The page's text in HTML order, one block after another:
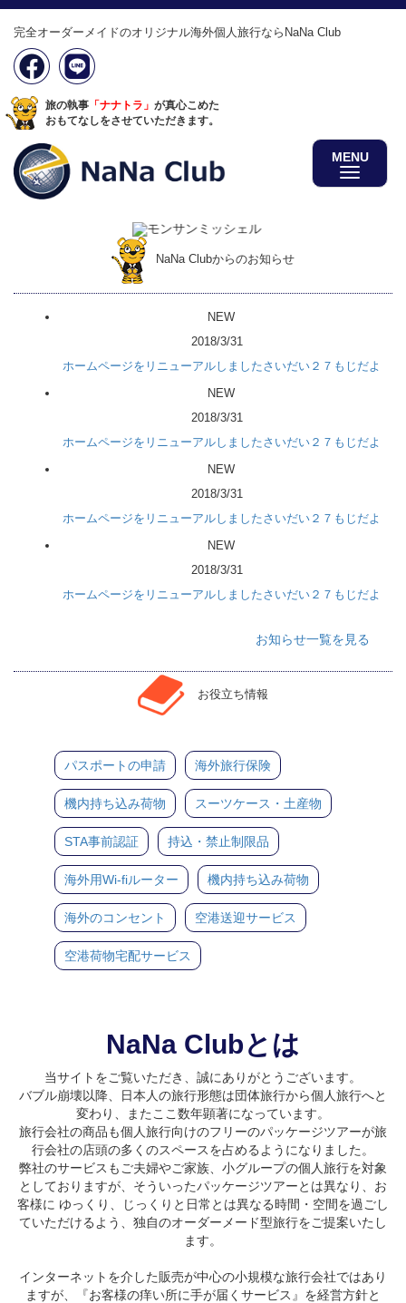
完全オーダーメイドのオリジナル海外個人旅行ならNaNa Club
旅の執事 「ナナトラ」 が真心こめた
おもてなしをさせていただきます。
MENU
NaNa Clubからのお知らせ
NEW
2018/3/31
ホームページをリニューアルしましたさいだい２７もじだよ
NEW
2018/3/31
ホームページをリニューアルしましたさいだい２７もじだよ
NEW
2018/3/31
ホームページをリニューアルしましたさいだい２７もじだよ
NEW
2018/3/31
ホームページをリニューアルしましたさいだい２７もじだよ
お知らせ一覧を見る
お役立ち情報
パスポートの申請 海外旅行保険
機内持ち込み荷物 スーツケース・土産物
STA事前認証 持込・禁止制限品
海外用Wi-fiルーター 機内持ち込み荷物
海外のコンセント 空港送迎サービス
空港荷物宅配サービス
NaNa Clubとは
当サイトをご覧いただき、誠にありがとうございます。
バブル崩壊以降、日本人の旅行形態は団体旅行から個人旅行へと
変わり、またここ数年顕著になっています。
旅行会社の商品も個人旅行向けのフリーのパッケージツアーが旅
行会社の店頭の多くのスペースを占めるようになりました。
弊社のサービスもご夫婦やご家族、小グループの個人旅行を対象
としておりますが、そういったパッケージツアーとは異なり、お
客様に ゆっくり、じっくりと日常とは異なる時間・空間を過ごし
ていただけるよう、独自のオーダーメード型旅行をご提案いたし
ます。
インターネットを介した販売が中心の小規模な旅行会社ではあり
ますが、『お客様の痒い所に手が届くサービス』を経営方針と